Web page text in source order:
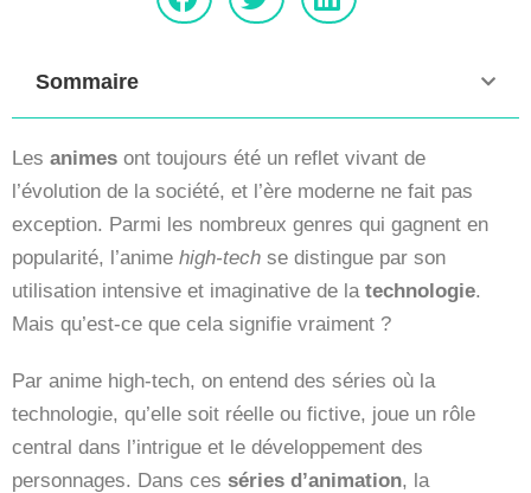
Sommaire
Les animes ont toujours été un reflet vivant de
l’évolution de la société, et l’ère moderne ne fait pas
exception. Parmi les nombreux genres qui gagnent en
popularité, l’anime high-tech se distingue par son
utilisation intensive et imaginative de la technologie.
Mais qu’est-ce que cela signifie vraiment ?
Par anime high-tech, on entend des séries où la
technologie, qu’elle soit réelle ou fictive, joue un rôle
central dans l’intrigue et le développement des
personnages. Dans ces séries d’animation, la